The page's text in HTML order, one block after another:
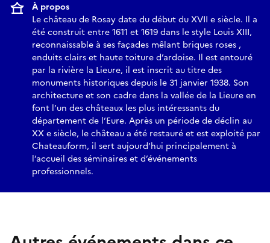
À propos
Le château de Rosay date du début du XVII e siècle. Il a
été construit entre 1611 et 1619 dans le style Louis XIII,
reconnaissable à ses façades mêlant briques roses ,
enduits clairs et haute toiture d’ardoise. Il est entouré
par la rivière la Lieure, il est inscrit au titre des
monuments historiques depuis le 31 janvier 1938. Son
architecture et son cadre dans la vallée de la Lieure en
font l’un des châteaux les plus intéressants du
département de l’Eure. Après un période de déclin au
XX e siècle, le château a été restauré et est exploité par
Chateauform, il sert aujourd’hui principalement à
l’accueil des séminaires et d’événements
professionnels.